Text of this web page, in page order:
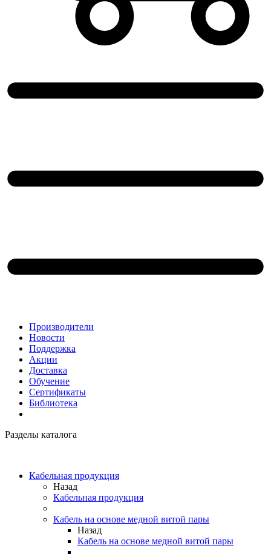
Производители
Новости
Поддержка
Акции
Доставка
Обучение
Сертификаты
Библиотека
Разделы каталога
Кабельная продукция
Назад
Кабельная продукция
Кабель на основе медной витой пары
Назад
Кабель на основе медной витой пары